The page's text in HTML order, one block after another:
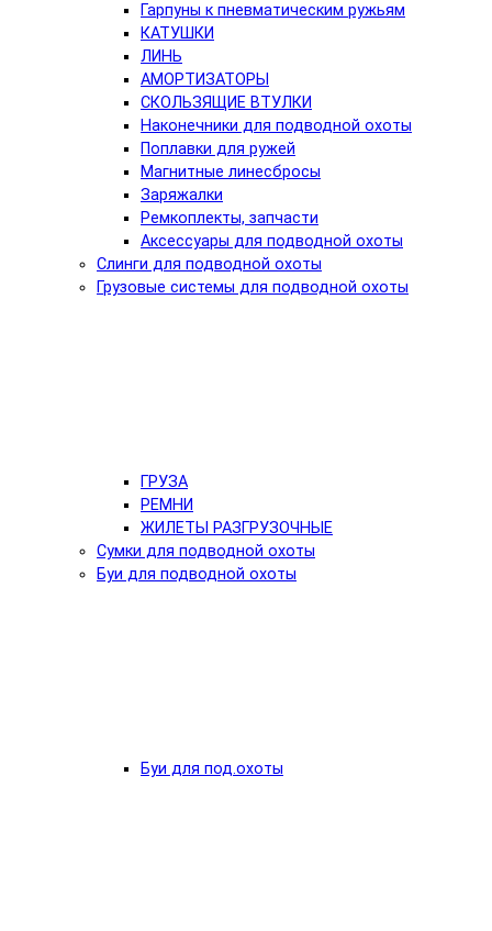
Гарпуны к пневматическим ружьям
КАТУШКИ
ЛИНЬ
АМОРТИЗАТОРЫ
СКОЛЬЗЯЩИЕ ВТУЛКИ
Наконечники для подводной охоты
Поплавки для ружей
Магнитные линесбросы
Заряжалки
Ремкоплекты, запчасти
Аксессуары для подводной охоты
Слинги для подводной охоты
Грузовые системы для подводной охоты
ГРУЗА
РЕМНИ
ЖИЛЕТЫ РАЗГРУЗОЧНЫЕ
Сумки для подводной охоты
Буи для подводной охоты
Буи для под.охоты